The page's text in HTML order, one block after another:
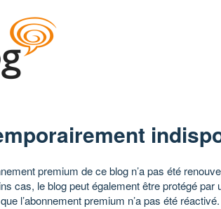
premium de ce blog n’a pas été
cas, le blog peut également être protégé par
l’abonnement premium n’a pas été réactivé.